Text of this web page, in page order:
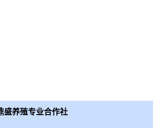
盛养殖专业合作社